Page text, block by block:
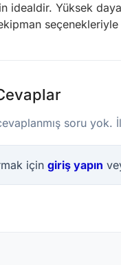
idealdir. Yüksek
soru yok.
için giriş yapın